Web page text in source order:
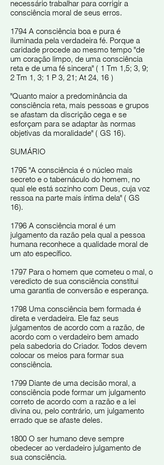
necessário trabalhar para corrigir a
consciência moral de seus erros.
1794 A consciência boa e pura é
iluminada pela verdadeira fé. Porque a
caridade procede ao mesmo tempo "de
um coração limpo, de uma consciência
reta e de uma fé sincera" ( 1 Tm 1,5; 3, 9;
2 Tm 1, 3; 1 P 3, 21; At 24, 16 )
"Quanto maior a predominância da
consciência reta, mais pessoas e grupos
se afastam da discrição cega e se
esforçam para se adaptar às normas
objetivas da moralidade" ( GS 16).
SUMÁRIO
1795 "A consciência é o núcleo mais
secreto e o tabernáculo do homem, no
qual ele está sozinho com Deus, cuja voz
ressoa na parte mais íntima dela" ( GS
16).
1796 A consciência moral é um
julgamento da razão pela qual a pessoa
humana reconhece a qualidade moral de
um ato específico.
1797 Para o homem que cometeu o mal, o
veredicto de sua consciência constitui
uma garantia de conversão e esperança.
1798 Uma consciência bem formada é
direta e verdadeira. Ele faz seus
julgamentos de acordo com a razão, de
acordo com o verdadeiro bem amado
pela sabedoria do Criador. Todos devem
colocar os meios para formar sua
consciência.
1799 Diante de uma decisão moral, a
consciência pode formar um julgamento
correto de acordo com a razão e a lei
divina ou, pelo contrário, um julgamento
errado que se afaste deles.
1800 O ser humano deve sempre
obedecer ao verdadeiro julgamento de
sua consciência.